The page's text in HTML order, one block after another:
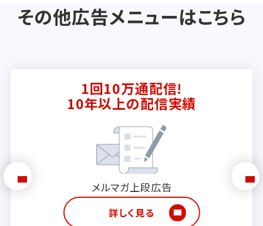
その他広告メニューはこちら
1回10万通配信!
10年以上の配信実績
メルマガ上段広告
詳しく見る